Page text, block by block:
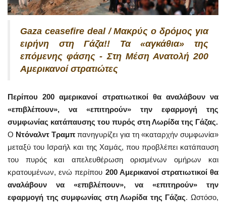
Gaza ceasefire deal / Μακρύς ο δρόμος για
ειρήνη στη Γάζα!! Τα «αγκάθια» της
επόμενης φάσης - Στη Μέση Ανατολή 200
Αμερικανοί στρατιώτες
Περίπου 200 αμερικανοί στρατιωτικοί θα αναλάβουν να
«επιβλέπουν», να «επιτηρούν» την εφαρμογή της
συμφωνίας κατάπαυσης του πυρός στη Λωρίδα της Γάζας.
Ο Ντόναλντ Τραμπ πανηγυρίζει για τη «καταρχήν συμφωνία»
μεταξύ του Ισραήλ και της Χαμάς, που προβλέπει κατάπαυση
του πυρός και απελευθέρωση ορισμένων ομήρων και
κρατουμένων, ενώ περίπου 200 Αμερικανοί στρατιωτικοί θα
αναλάβουν να «επιβλέπουν», να «επιτηρούν» την
εφαρμογή της συμφωνίας στη Λωρίδα της Γάζας. Ωστόσο,